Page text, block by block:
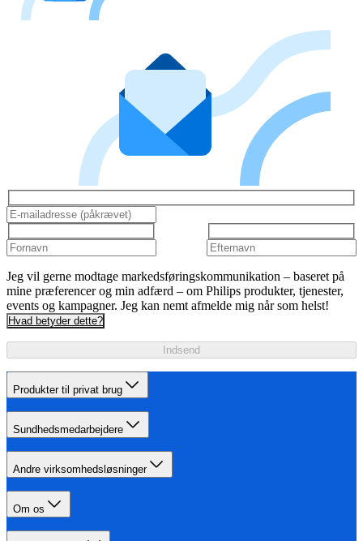
Jeg vil gerne modtage markedsføringskommunikation – baseret på
mine præferencer og min adfærd – om Philips produkter, tjenester,
events og kampagner. Jeg kan nemt afmelde mig når som helst!
Hvad betyder dette?
Indsend
Produkter til privat brug
Sundhedsmedarbejdere
Andre virksomhedsløsninger
Om os